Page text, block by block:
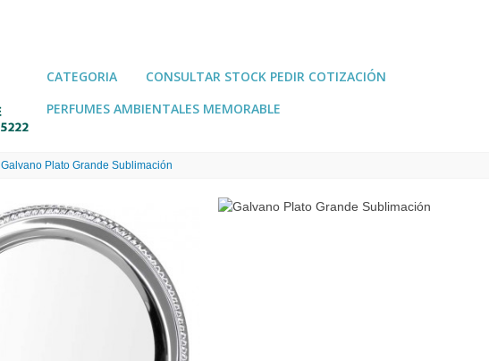
CATEGORIA
CONSULTAR STOCK PEDIR COTIZACIÓN
PERFUMES AMBIENTALES MEMORABLE
Galvano Plato Grande Sublimación